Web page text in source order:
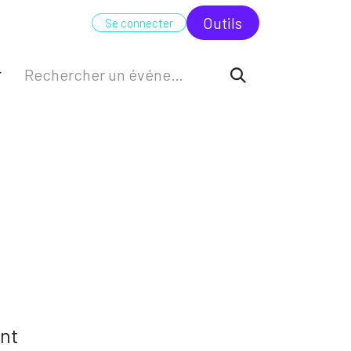
FORMATION ODC
Se connecter Outi​​ls